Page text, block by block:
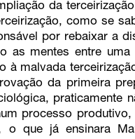
da
como se
por rebaixar a
as mentes entre
à malvada
da primeira
praticamente
processo
o que já ensinara